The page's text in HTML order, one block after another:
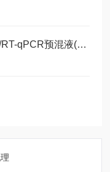
重点推介：Meridian可风干qPCR/RT-qPCR预混液(MDX082/MDX095)